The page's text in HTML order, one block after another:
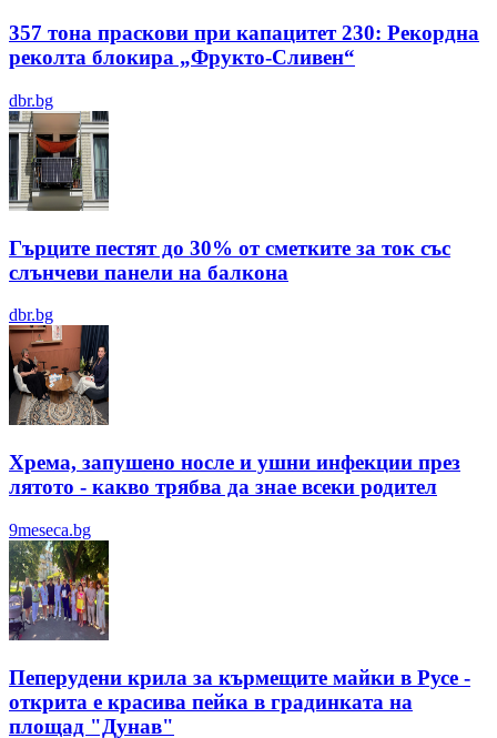
357 тона праскови при капацитет 230: Рекордна
реколта блокира „Фрукто-Сливен“
dbr.bg
Гърците пестят до 30% от сметките за ток със
слънчеви панели на балкона
dbr.bg
Хрема, запушено носле и ушни инфекции през
лятотo - какво трябва да знае всеки родител
9meseca.bg
Пеперудени крила за кърмещите майки в Русе -
открита е красива пейка в градинката на
площад "Дунав"